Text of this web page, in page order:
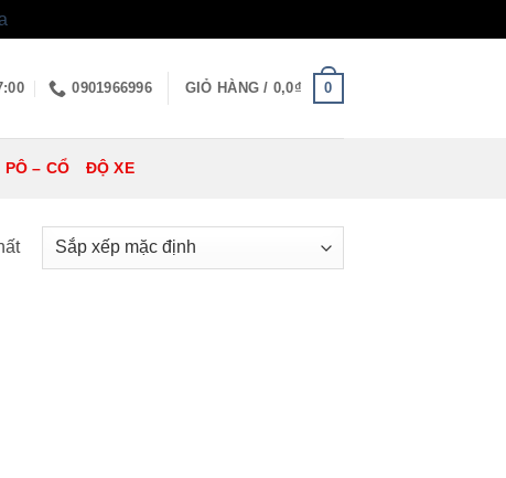
0901966996 GIỎ HÀNG / 0,0₫ 0
PÔ – CỔ ĐỘ XE